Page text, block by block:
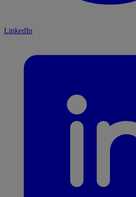
LinkedIn